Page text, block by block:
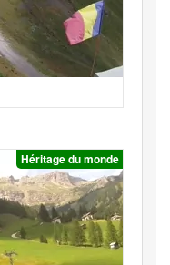
Héritage du monde